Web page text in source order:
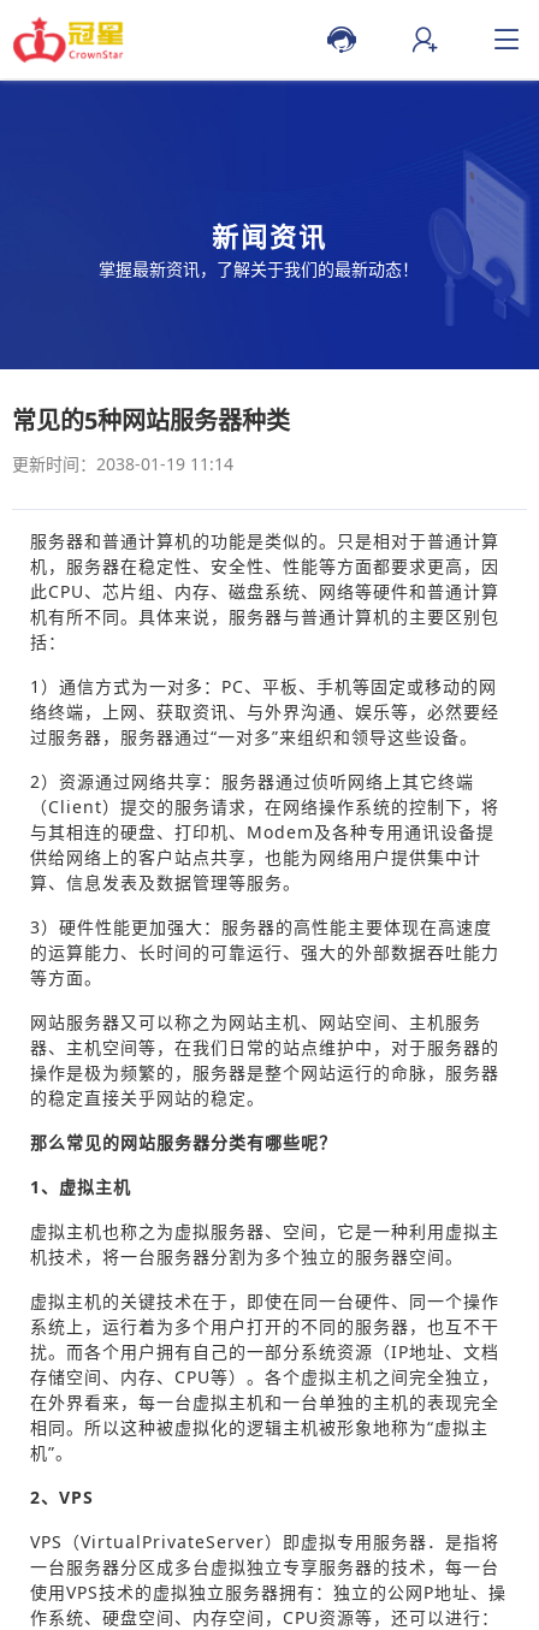
新闻资讯
掌握最新资讯，了解关于我们的最新动态！
常见的5种网站服务器种类
更新时间：2038-01-19 11:14
服务器和普通计算机的功能是类似的。只是相对于普通计算
机，服务器在稳定性、安全性、性能等方面都要求更高，因
此CPU、芯片组、内存、磁盘系统、网络等硬件和普通计算
机有所不同。具体来说，服务器与普通计算机的主要区别包
括：
1）通信方式为一对多：PC、平板、手机等固定或移动的网
络终端，上网、获取资讯、与外界沟通、娱乐等，必然要经
过服务器，服务器通过“一对多”来组织和领导这些设备。
2）资源通过网络共享：服务器通过侦听网络上其它终端
（Client）提交的服务请求，在网络操作系统的控制下，将
与其相连的硬盘、打印机、Modem及各种专用通讯设备提
供给网络上的客户站点共享，也能为网络用户提供集中计
算、信息发表及数据管理等服务。
3）硬件性能更加强大：服务器的高性能主要体现在高速度
的运算能力、长时间的可靠运行、强大的外部数据吞吐能力
等方面。
网站服务器又可以称之为网站主机、网站空间、主机服务
器、主机空间等，在我们日常的站点维护中，对于服务器的
操作是极为频繁的，服务器是整个网站运行的命脉，服务器
的稳定直接关乎网站的稳定。
那么常见的网站服务器分类有哪些呢？
1、虚拟主机
虚拟主机也称之为虚拟服务器、空间，它是一种利用虚拟主
机技术，将一台服务器分割为多个独立的服务器空间。
虚拟主机的关键技术在于，即使在同一台硬件、同一个操作
系统上，运行着为多个用户打开的不同的服务器，也互不干
扰。而各个用户拥有自己的一部分系统资源（IP地址、文档
存储空间、内存、CPU等）。各个虚拟主机之间完全独立，
在外界看来，每一台虚拟主机和一台单独的主机的表现完全
相同。所以这种被虚拟化的逻辑主机被形象地称为“虚拟主
机”。
2、VPS
VPS（VirtualPrivateServer）即虚拟专用服务器．是指将
一台服务器分区成多台虚拟独立专享服务器的技术，每一台
使用VPS技术的虚拟独立服务器拥有：独立的公网P地址、操
作系统、硬盘空间、内存空间，CPU资源等，还可以进行：